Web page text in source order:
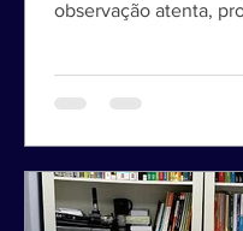
com muita atenção e
vezes, requerem uma